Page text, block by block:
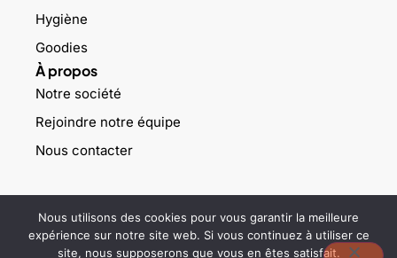
Hygiène
Goodies
À propos
Notre société
Rejoindre notre équipe
Nous contacter
Nous utilisons des cookies pour vous garantir la meilleure
expérience sur notre site web. Si vous continuez à utiliser ce
site, nous supposerons que vous en êtes satisfait.